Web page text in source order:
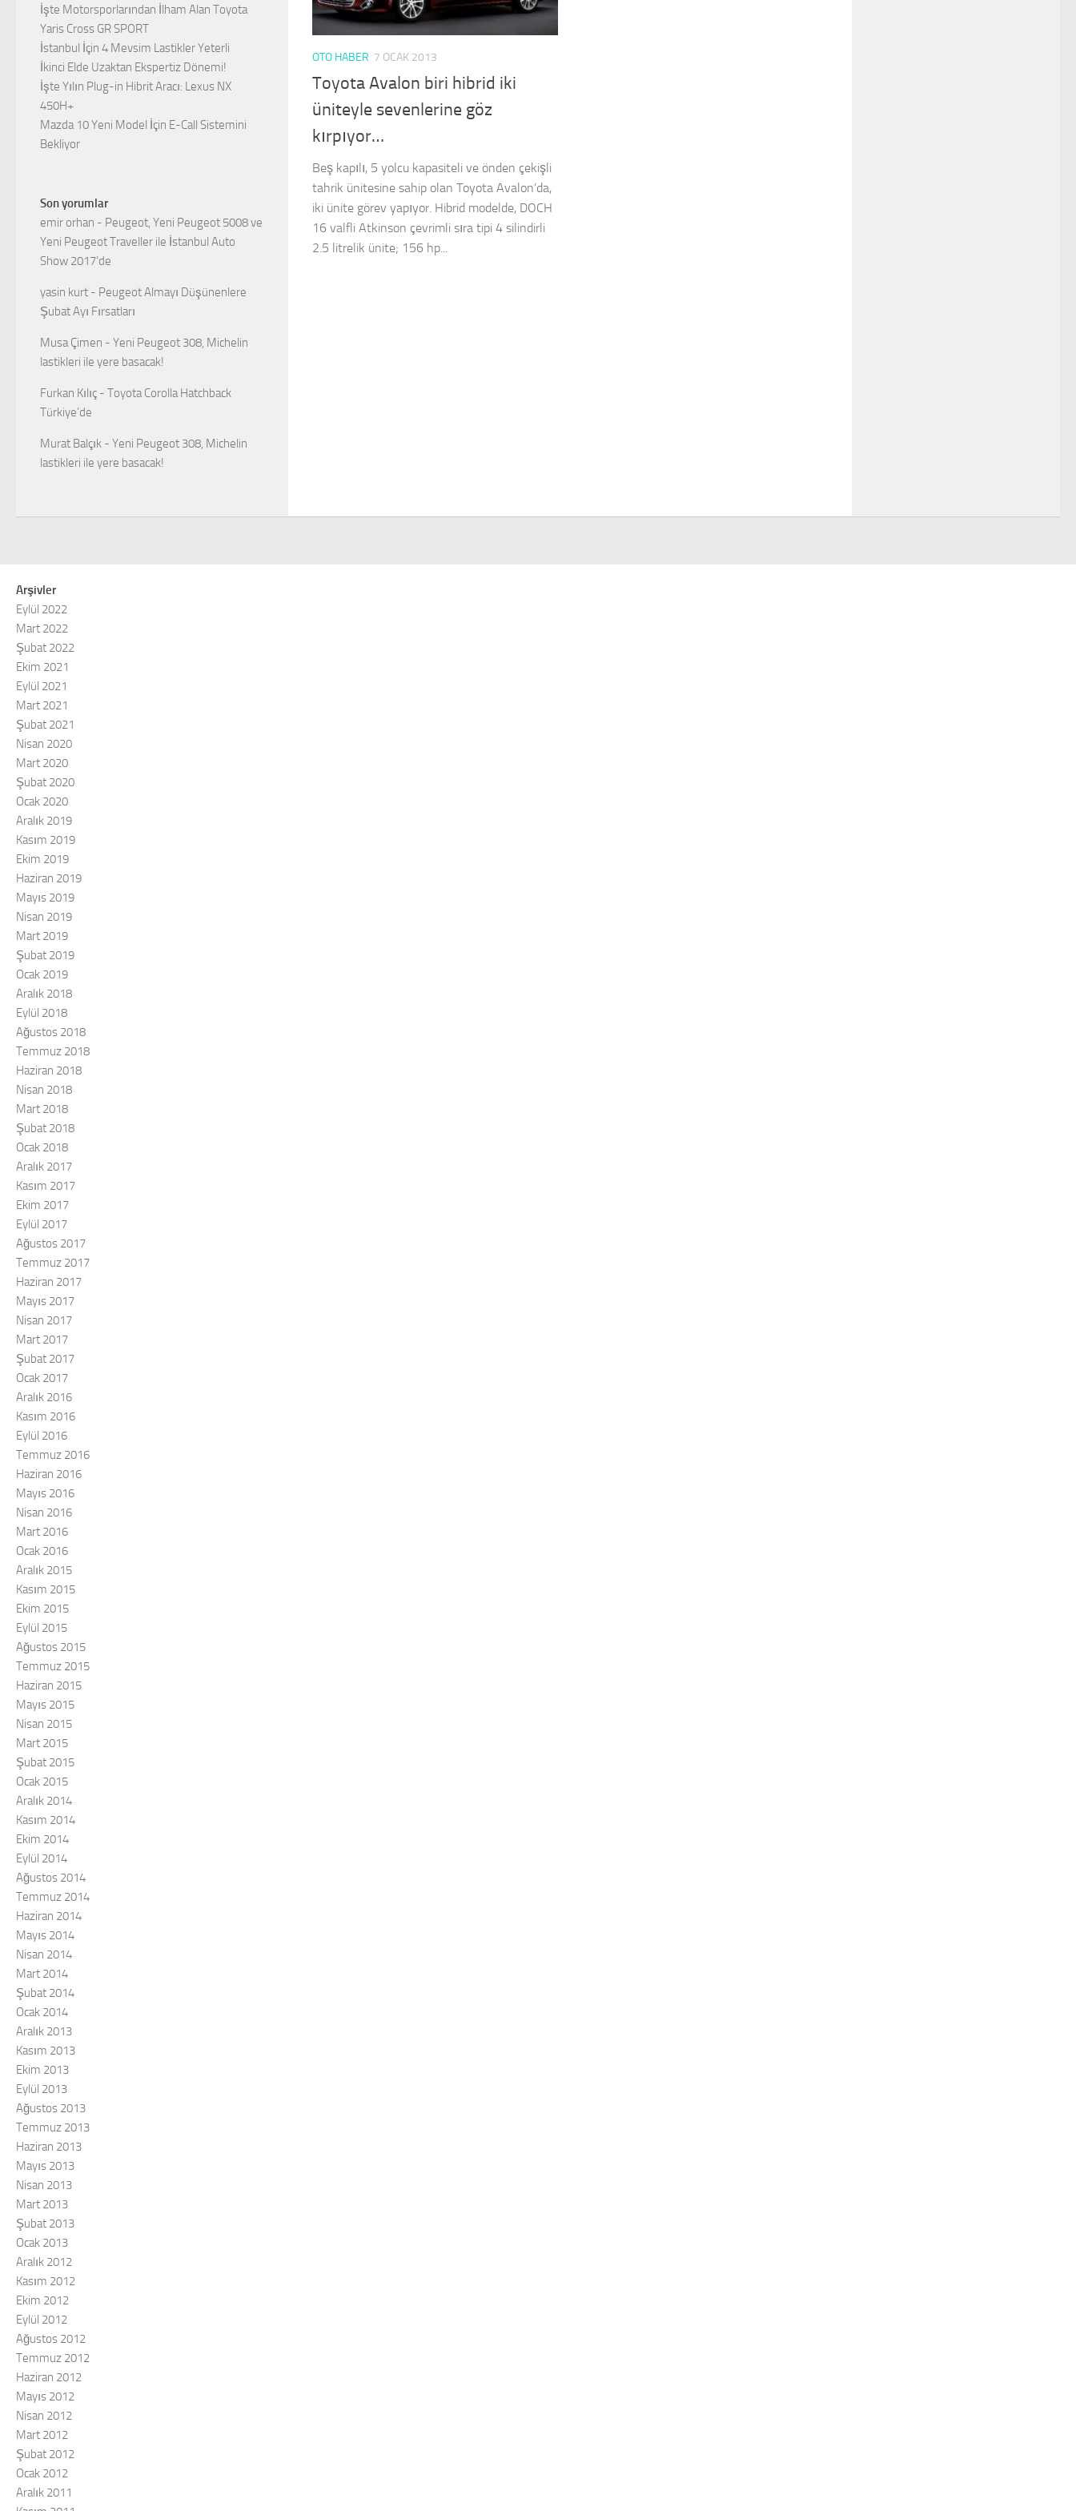
OTO HABER 7 OCAK 2013
Toyota Avalon biri hibrid iki
üniteyle sevenlerine göz
kırpıyor…
Beş kapılı, 5 yolcu kapasiteli ve önden çekişli
tahrik ünitesine sahip olan Toyota Avalon’da,
iki ünite görev yapıyor. Hibrid modelde, DOCH
16 valfli Atkinson çevrimli sıra tipi 4 silindirli
2.5 litrelik ünite; 156 hp...
İşte Motorsporlarından İlham Alan Toyota
Yaris Cross GR SPORT
İstanbul İçin 4 Mevsim Lastikler Yeterli
İkinci Elde Uzaktan Ekspertiz Dönemi!
İşte Yılın Plug-in Hibrit Aracı: Lexus NX
450H+
Mazda 10 Yeni Model İçin E-Call Sistemini
Bekliyor
Son yorumlar
emir orhan - Peugeot, Yeni Peugeot 5008 ve
Yeni Peugeot Traveller ile İstanbul Auto
Show 2017’de
yasin kurt - Peugeot Almayı Düşünenlere
Şubat Ayı Fırsatları
Musa Çimen - Yeni Peugeot 308, Michelin
lastikleri ile yere basacak!
Furkan Kılıç - Toyota Corolla Hatchback
Türkiye’de
Murat Balçık - Yeni Peugeot 308, Michelin
lastikleri ile yere basacak!
Arşivler
Eylül 2022
Mart 2022
Şubat 2022
Ekim 2021
Eylül 2021
Mart 2021
Şubat 2021
Nisan 2020
Mart 2020
Şubat 2020
Ocak 2020
Aralık 2019
Kasım 2019
Ekim 2019
Haziran 2019
Mayıs 2019
Nisan 2019
Mart 2019
Şubat 2019
Ocak 2019
Aralık 2018
Eylül 2018
Ağustos 2018
Temmuz 2018
Haziran 2018
Nisan 2018
Mart 2018
Şubat 2018
Ocak 2018
Aralık 2017
Kasım 2017
Ekim 2017
Eylül 2017
Ağustos 2017
Temmuz 2017
Haziran 2017
Mayıs 2017
Nisan 2017
Mart 2017
Şubat 2017
Ocak 2017
Aralık 2016
Kasım 2016
Eylül 2016
Temmuz 2016
Haziran 2016
Mayıs 2016
Nisan 2016
Mart 2016
Ocak 2016
Aralık 2015
Kasım 2015
Ekim 2015
Eylül 2015
Ağustos 2015
Temmuz 2015
Haziran 2015
Mayıs 2015
Nisan 2015
Mart 2015
Şubat 2015
Ocak 2015
Aralık 2014
Kasım 2014
Ekim 2014
Eylül 2014
Ağustos 2014
Temmuz 2014
Haziran 2014
Mayıs 2014
Nisan 2014
Mart 2014
Şubat 2014
Ocak 2014
Aralık 2013
Kasım 2013
Ekim 2013
Eylül 2013
Ağustos 2013
Temmuz 2013
Haziran 2013
Mayıs 2013
Nisan 2013
Mart 2013
Şubat 2013
Ocak 2013
Aralık 2012
Kasım 2012
Ekim 2012
Eylül 2012
Ağustos 2012
Temmuz 2012
Haziran 2012
Mayıs 2012
Nisan 2012
Mart 2012
Şubat 2012
Ocak 2012
Aralık 2011